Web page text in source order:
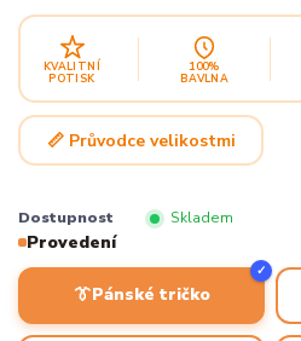
KVALITNÍ
POTISK
100%
BAVLNA
📏 Průvodce velikostmi
Dostupnost Skladem
Provedení
👔Pánské tričko
✓